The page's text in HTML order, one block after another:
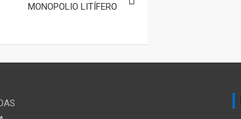
MONOPOLIO LITÍFERO